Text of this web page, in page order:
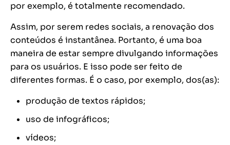
por exemplo, é totalmente recomendado.
Assim, por serem redes sociais, a renovação dos
conteúdos é instantânea. Portanto, é uma boa
maneira de estar sempre divulgando informações
para os usuários. E isso pode ser feito de
diferentes formas. É o caso, por exemplo, dos(as):
produção de textos rápidos;
uso de infográficos;
vídeos;